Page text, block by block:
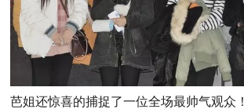
芭姐还惊喜的捕捉了一位全场最帅气观众！